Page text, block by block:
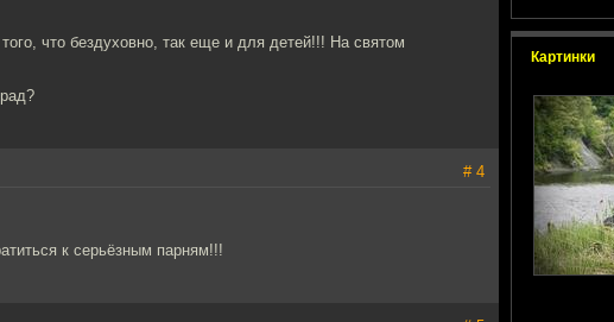
Картинки
что бездуховно, так еще и для детей!!! На святом
# 4
к серьёзным парням!!!